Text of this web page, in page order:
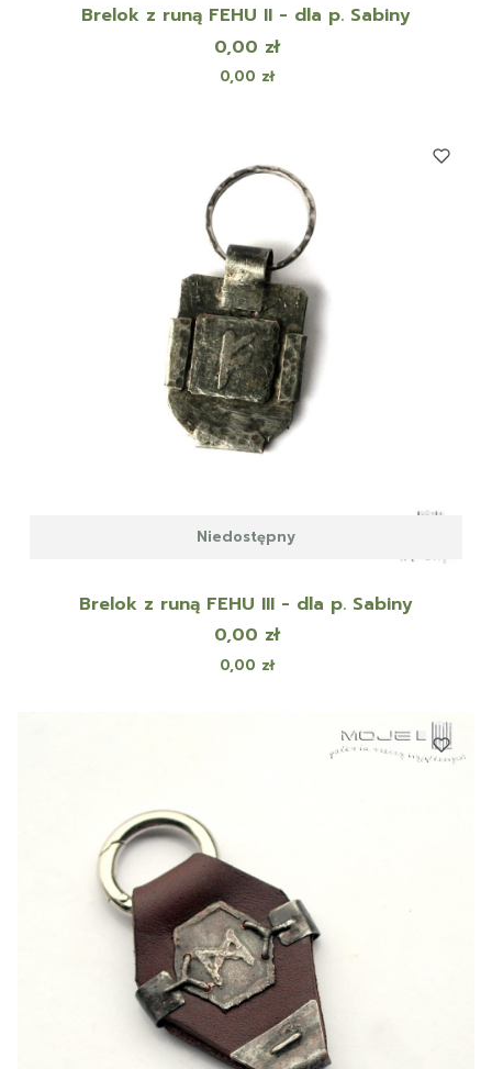
Brelok z runą FEHU II - dla p. Sabiny
Cena
0,00 zł
Cena
0,00 zł
Niedostępny
Brelok z runą FEHU III - dla p. Sabiny
Cena
0,00 zł
Cena
0,00 zł